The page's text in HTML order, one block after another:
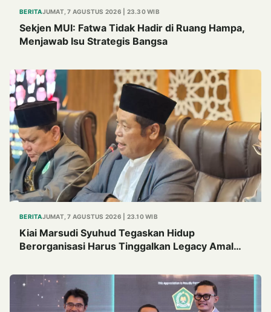
BERITAJUMAT, 7 AGUSTUS 2026 | 23.30 WIB
Sekjen MUI: Fatwa Tidak Hadir di Ruang Hampa,
Menjawab Isu Strategis Bangsa
BERITAJUMAT, 7 AGUSTUS 2026 | 23.10 WIB
Kiai Marsudi Syuhud Tegaskan Hidup
Berorganisasi Harus Tinggalkan Legacy Amal